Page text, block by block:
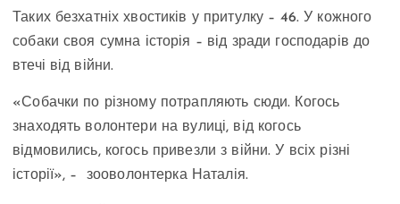
Таких безхатніх хвостиків у притулку – 46. У кожного
собаки своя сумна історія – від зради господарів до
втечі від війни.
«Собачки по різному потрапляють сюди. Когось
знаходять волонтери на вулиці, від когось
відмовились, когось привезли з війни. У всіх різні
історії», – зооволонтерка Наталія.